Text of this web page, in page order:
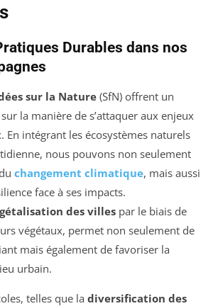
Durables dans nos
sur la Nature (SfN) offrent un
la manière de s’attaquer aux enjeux
En intégrant les écosystèmes naturels
nous pouvons non seulement
changement climatique, mais aussi
face à ses impacts.
des villes par le biais de
végétaux, permet non seulement de
mais également de favoriser la
urbain.
telles que la diversification des